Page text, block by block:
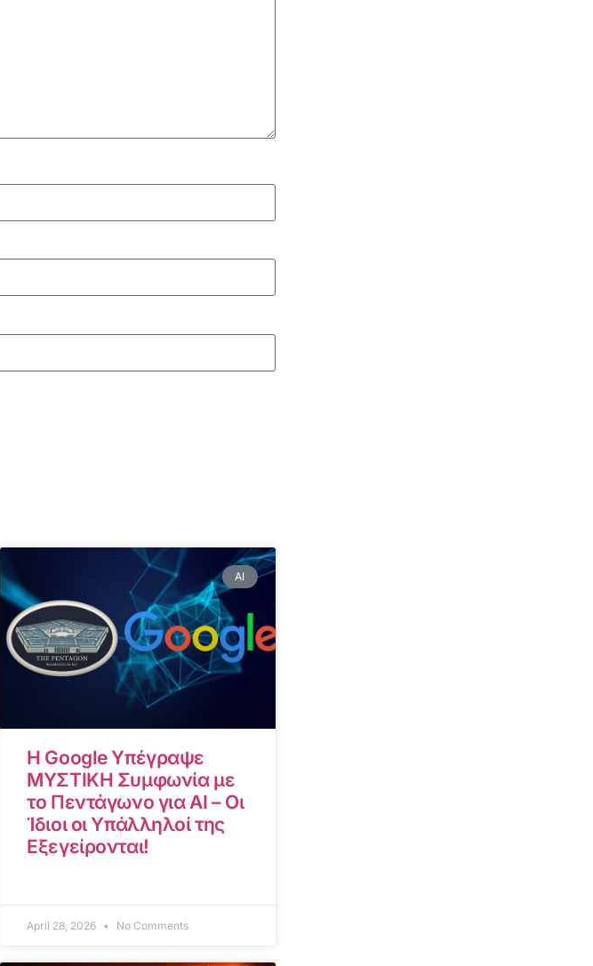
AI
Η Google Υπέγραψε
ΜΥΣΤΙΚΗ Συμφωνία με
το Πεντάγωνο για AI – Οι
Ίδιοι οι Υπάλληλοί της
Εξεγείρονται!
April 28, 2026 No Comments